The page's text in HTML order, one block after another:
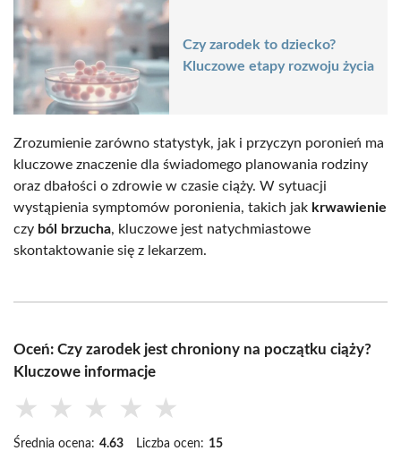
Czy zarodek to dziecko?
Kluczowe etapy rozwoju życia
Zrozumienie zarówno statystyk, jak i przyczyn poronień ma
kluczowe znaczenie dla świadomego planowania rodziny
oraz dbałości o zdrowie w czasie ciąży. W sytuacji
wystąpienia symptomów poronienia, takich jak krwawienie
czy ból brzucha, kluczowe jest natychmiastowe
skontaktowanie się z lekarzem.
Oceń: Czy zarodek jest chroniony na początku ciąży?
Kluczowe informacje
★ ★ ★ ★ ★
Średnia ocena: 4.63 Liczba ocen: 15